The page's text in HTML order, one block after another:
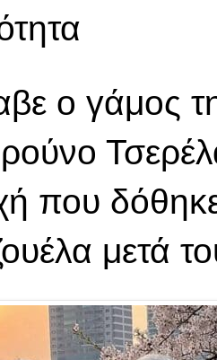
ο γάμος
που
μετά